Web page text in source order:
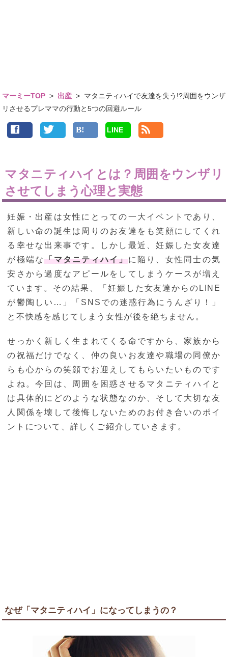
マーミーTOP > 出産 > マタニティハイで友達を失う!?周囲をウンザ
リさせるプレママの行動と5つの回避ルール
LINE
マタニティハイとは？周囲をウンザリ
させてしまう心理と実態
妊娠・出産は女性にとっての一大イベントであり、
新しい命の誕生は周りのお友達をも笑顔にしてくれ
る幸せな出来事です。しかし最近、妊娠した女友達
が極端な「マタニティハイ」に陥り、女性同士の気
安さから過度なアピールをしてしまうケースが増え
ています。その結果、「妊娠した女友達からのLINE
が鬱陶しい…」「SNSでの迷惑行為にうんざり！」
と不快感を感じてしまう女性が後を絶ちません。
せっかく新しく生まれてくる命ですから、家族から
の祝福だけでなく、仲の良いお友達や職場の同僚か
らも心からの笑顔でお迎えしてもらいたいものです
よね。今回は、周囲を困惑させるマタニティハイと
は具体的にどのような状態なのか、そして大切な友
人関係を壊して後悔しないためのお付き合いのポイ
ントについて、詳しくご紹介していきます。
なぜ「マタニティハイ」になってしまうの？